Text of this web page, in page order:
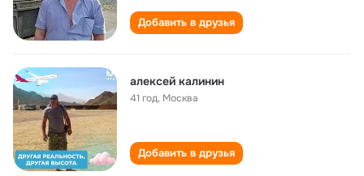
Добавить в друзья
алексей калинин
41 год, Москва
Добавить в друзья